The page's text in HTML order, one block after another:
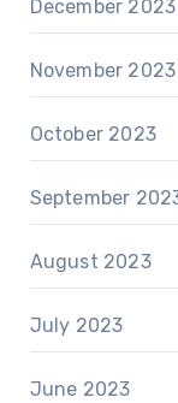
December 2023
November 2023
October 2023
September
August 2023
July 2023
June 2023